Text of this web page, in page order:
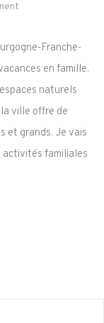
Activités
et
Attractions
pour
Franche-
en famille.
naturels
ville offre de
et grands. Je vais
activités familiales